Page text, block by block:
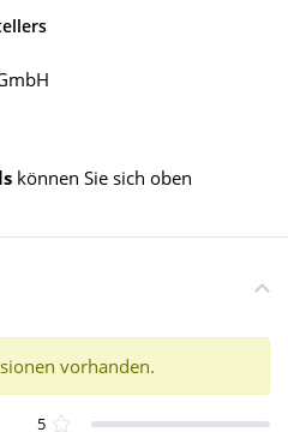
können Sie sich oben
vorhanden.
5